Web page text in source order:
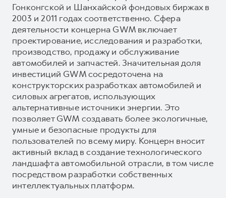
Гонконгской и Шанхайской фондовых биржах в
2003 и 2011 годах соответственно. Сфера
деятельности концерна GWM включает
проектирование, исследования и разработки,
производство, продажу и обслуживание
автомобилей и запчастей. Значительная доля
инвестиций GWM сосредоточена на
конструкторских разработках автомобилей и
силовых агрегатов, использующих
альтернативные источники энергии. Это
позволяет GWM создавать более экологичные,
умные и безопасные продукты для
пользователей по всему миру. Концерн вносит
активный вклад в создание технологического
ландшафта автомобильной отрасли, в том числе
посредством разработки собственных
интеллектуальных платформ.